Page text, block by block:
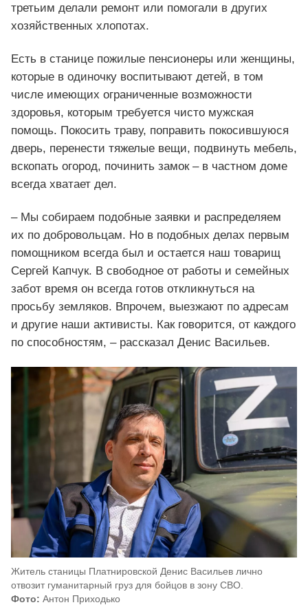
третьим делали ремонт или помогали в других
хозяйственных хлопотах.
Есть в станице пожилые пенсионеры или женщины,
которые в одиночку воспитывают детей, в том
числе имеющих ограниченные возможности
здоровья, которым требуется чисто мужская
помощь. Покосить траву, поправить покосившуюся
дверь, перенести тяжелые вещи, подвинуть мебель,
вскопать огород, починить замок – в частном доме
всегда хватает дел.
– Мы собираем подобные заявки и распределяем
их по добровольцам. Но в подобных делах первым
помощником всегда был и остается наш товарищ
Сергей Капчук. В свободное от работы и семейных
забот время он всегда готов откликнуться на
просьбу земляков. Впрочем, выезжают по адресам
и другие наши активисты. Как говорится, от каждого
по способностям, – рассказал Денис Васильев.
Житель станицы Платнировской Денис Васильев лично
отвозит гуманитарный груз для бойцов в зону СВО.
Фото: Антон Приходько